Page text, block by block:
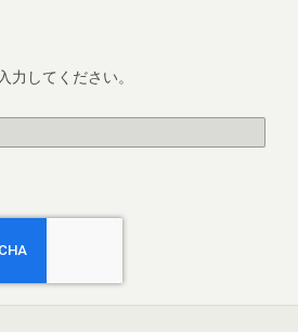
力してください。